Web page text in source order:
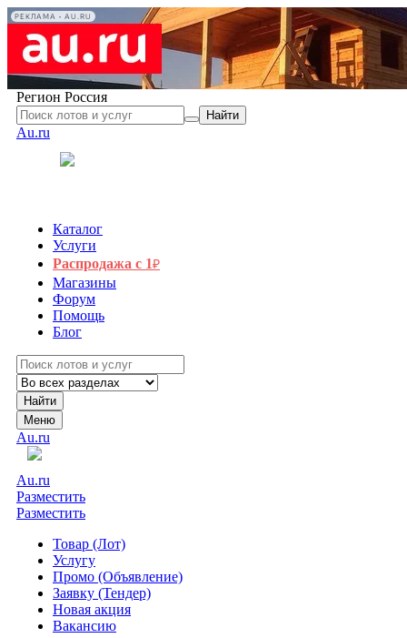
РЕКЛАМА • AU.RU
Регион Россия
Найти
Au.ru
Каталог
Услуги
Распродажа с 1₽
Магазины
Форум
Помощь
Блог
Найти
Меню
Au.ru
Au.ru
Разместить
Разместить
Товар (Лот)
Услугу
Промо (Объявление)
Заявку (Тендер)
Новая акция
Вакансию